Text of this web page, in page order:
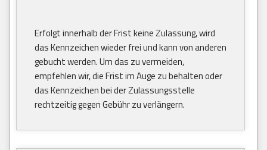
Erfolgt innerhalb der Frist keine Zulassung, wird
das Kennzeichen wieder frei und kann von anderen
gebucht werden. Um das zu vermeiden,
empfehlen wir, die Frist im Auge zu behalten oder
das Kennzeichen bei der Zulassungsstelle
rechtzeitig gegen Gebühr zu verlängern.